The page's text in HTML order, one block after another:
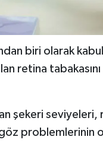
biri olarak
retina
şekeri seviyeleri,
problemlerinin